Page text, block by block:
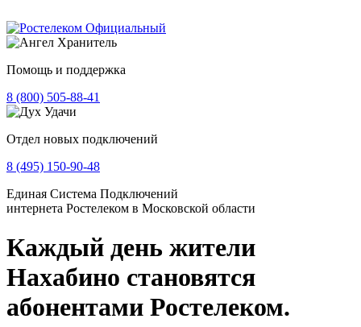
Помощь и поддержка
8 (800) 505-88-41
Отдел новых подключений
8 (495) 150-90-48
Единая Система Подключений
интернета Ростелеком в Московской области
Каждый день жители
Нахабино становятся
абонентами Ростелеком.